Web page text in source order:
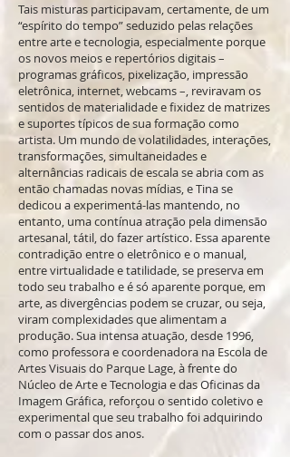
Tais misturas participavam, certamente, de um
“espírito do tempo” seduzido pelas relações
entre arte e tecnologia, especialmente porque
os novos meios e repertórios digitais –
programas gráficos, pixelização, impressão
eletrônica, internet, webcams –, reviravam os
sentidos de materialidade e fixidez de matrizes
e suportes típicos de sua formação como
artista. Um mundo de volatilidades, interações,
transformações, simultaneidades e
alternâncias radicais de escala se abria com as
então chamadas novas mídias, e Tina se
dedicou a experimentá-las mantendo, no
entanto, uma contínua atração pela dimensão
artesanal, tátil, do fazer artístico. Essa aparente
contradição entre o eletrônico e o manual,
entre virtualidade e tatilidade, se preserva em
todo seu trabalho e é só aparente porque, em
arte, as divergências podem se cruzar, ou seja,
viram complexidades que alimentam a
produção. Sua intensa atuação, desde 1996,
como professora e coordenadora na Escola de
Artes Visuais do Parque Lage, à frente do
Núcleo de Arte e Tecnologia e das Oficinas da
Imagem Gráfica, reforçou o sentido coletivo e
experimental que seu trabalho foi adquirindo
com o passar dos anos.